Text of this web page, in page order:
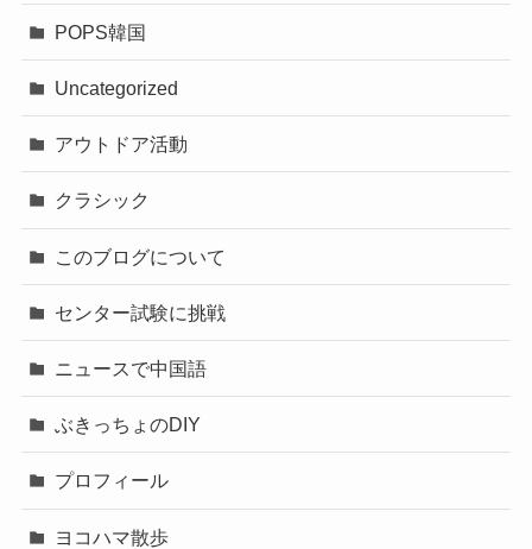
POPS韓国
Uncategorized
アウトドア活動
クラシック
このブログについて
センター試験に挑戦
ニュースで中国語
ぶきっちょのDIY
プロフィール
ヨコハマ散歩